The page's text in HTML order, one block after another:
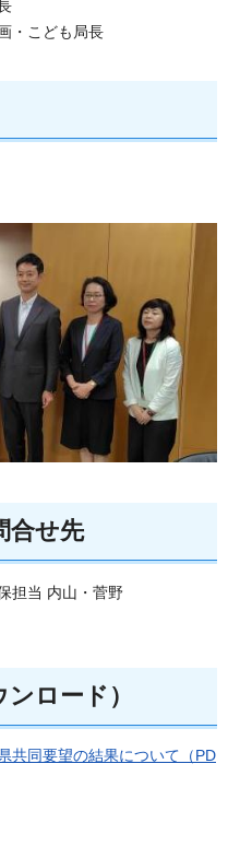
・こども局長
合せ先
担当 内山・菅野
ロード）
共同要望の結果について（PD